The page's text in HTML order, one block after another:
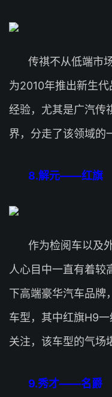
传祺不从低端市
为2010年推出新生
经验，尤其是广汽传
界，分走了该领域的
8.解元——红旗
作为检阅车以及
人心目中一直有着较
下高端豪华汽车品牌
车型，其中红旗H9
关注，该车型的气场
9.秀才——名爵